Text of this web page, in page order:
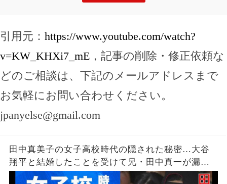
引用元： https://www.youtube.com/watch?
v=KW_KHXi7_mE ，記事の削除・修正依頼な
どのご相談は、下記のメールアドレスまで
お気軽にお問い合わせください。
jpanyelse@gmail.com
田中真美子の女子高校時代の隠された秘密…大谷
翔平と結婚したことを受けて兄・田中真一が漏ら
した本音に言葉を失う…